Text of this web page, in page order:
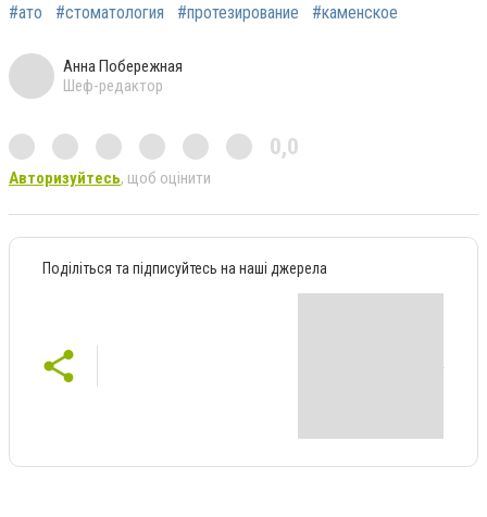
#ато #стоматология #протезирование #каменское
Анна Побережная
Шеф-редактор
0,0
Авторизуйтесь, щоб оцінити
Поділіться та підписуйтесь на наші джерела